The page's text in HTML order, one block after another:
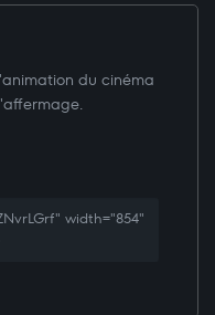
du cinéma
width="854"